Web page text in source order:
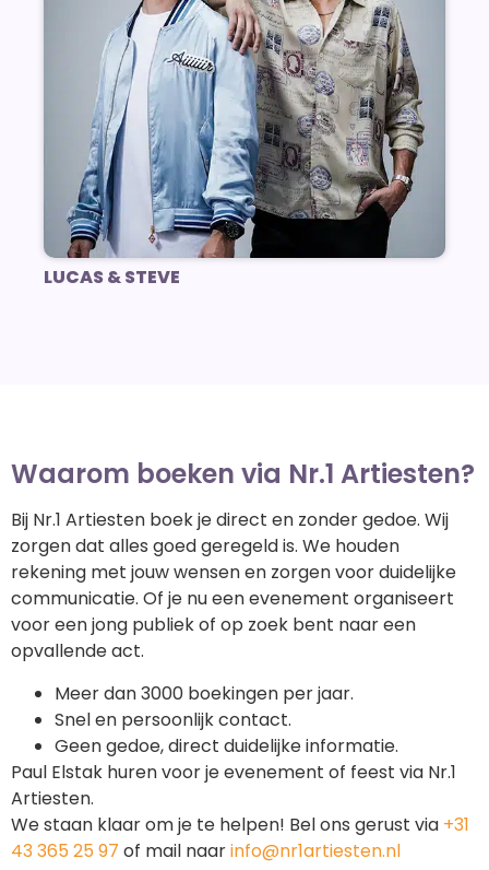
LUCAS & STEVE
Waarom boeken via Nr.1 Artiesten?
Bij Nr.1 Artiesten boek je direct en zonder gedoe. Wij
zorgen dat alles goed geregeld is. We houden
rekening met jouw wensen en zorgen voor duidelijke
communicatie. Of je nu een evenement organiseert
voor een jong publiek of op zoek bent naar een
opvallende act.
Meer dan 3000 boekingen per jaar.
Snel en persoonlijk contact.
Geen gedoe, direct duidelijke informatie.
Paul Elstak huren voor je evenement of feest via Nr.1
Artiesten.
We staan klaar om je te helpen! Bel ons gerust via +31
43 365 25 97 of mail naarinfo@nr1artiesten.nl